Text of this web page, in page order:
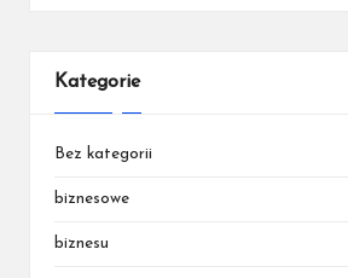
Kategorie
Bez kategorii
biznesowe
biznesu